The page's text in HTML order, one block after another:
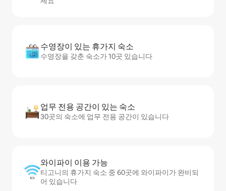
수영장이 있는 휴가지 숙소
수영장을 갖춘 숙소가 10곳 있습니다
업무 전용 공간이 있는 숙소
30곳의 숙소에 업무 전용 공간이 있습니다
와이파이 이용 가능
티고니의 휴가지 숙소 중 60곳에 와이파이가 완비되
어 있습니다